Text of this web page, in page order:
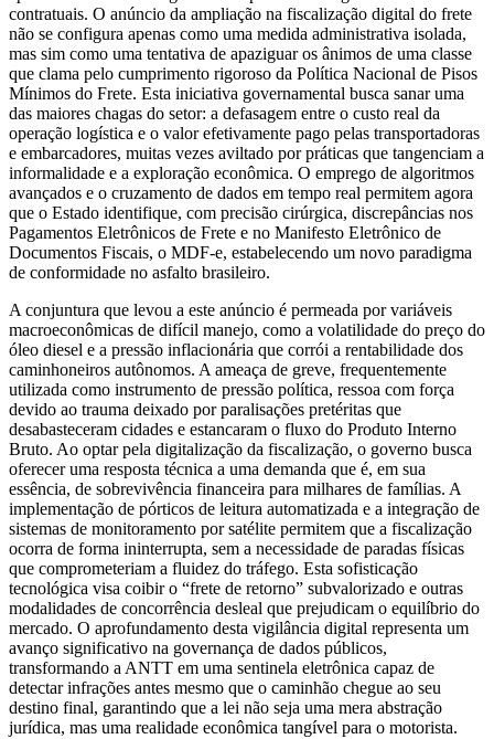
contratuais. O anúncio da ampliação na fiscalização digital do frete
não se configura apenas como uma medida administrativa isolada,
mas sim como uma tentativa de apaziguar os ânimos de uma classe
que clama pelo cumprimento rigoroso da Política Nacional de Pisos
Mínimos do Frete. Esta iniciativa governamental busca sanar uma
das maiores chagas do setor: a defasagem entre o custo real da
operação logística e o valor efetivamente pago pelas transportadoras
e embarcadores, muitas vezes aviltado por práticas que tangenciam a
informalidade e a exploração econômica. O emprego de algoritmos
avançados e o cruzamento de dados em tempo real permitem agora
que o Estado identifique, com precisão cirúrgica, discrepâncias nos
Pagamentos Eletrônicos de Frete e no Manifesto Eletrônico de
Documentos Fiscais, o MDF-e, estabelecendo um novo paradigma
de conformidade no asfalto brasileiro.
A conjuntura que levou a este anúncio é permeada por variáveis
macroeconômicas de difícil manejo, como a volatilidade do preço do
óleo diesel e a pressão inflacionária que corrói a rentabilidade dos
caminhoneiros autônomos. A ameaça de greve, frequentemente
utilizada como instrumento de pressão política, ressoa com força
devido ao trauma deixado por paralisações pretéritas que
desabasteceram cidades e estancaram o fluxo do Produto Interno
Bruto. Ao optar pela digitalização da fiscalização, o governo busca
oferecer uma resposta técnica a uma demanda que é, em sua
essência, de sobrevivência financeira para milhares de famílias. A
implementação de pórticos de leitura automatizada e a integração de
sistemas de monitoramento por satélite permitem que a fiscalização
ocorra de forma ininterrupta, sem a necessidade de paradas físicas
que comprometeriam a fluidez do tráfego. Esta sofisticação
tecnológica visa coibir o “frete de retorno” subvalorizado e outras
modalidades de concorrência desleal que prejudicam o equilíbrio do
mercado. O aprofundamento desta vigilância digital representa um
avanço significativo na governança de dados públicos,
transformando a ANTT em uma sentinela eletrônica capaz de
detectar infrações antes mesmo que o caminhão chegue ao seu
destino final, garantindo que a lei não seja uma mera abstração
jurídica, mas uma realidade econômica tangível para o motorista.